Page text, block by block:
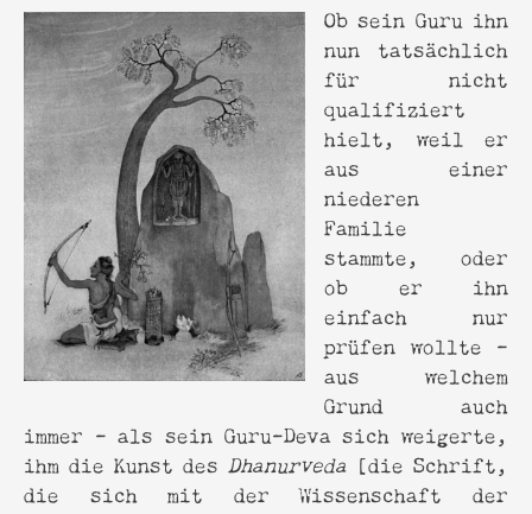
Ob sein Guru ihn
nun tatsächlich
für nicht
qualifiziert
hielt, weil er
aus einer
niederen
Familie
stammte, oder
ob er ihn
einfach nur
prüfen wollte -
aus welchem
Grund auch
immer - als sein Guru-Deva sich weigerte,
ihm die Kunst des Dhanurveda[die Schrift,
die sich mit der Wissenschaft der